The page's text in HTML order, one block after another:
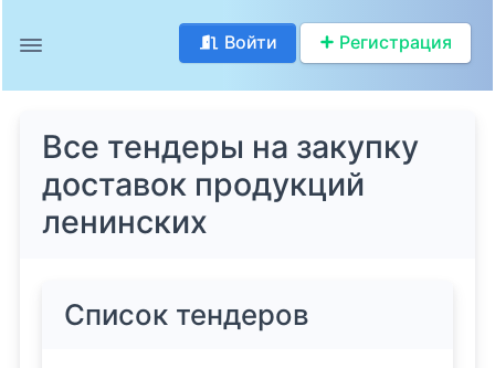
Войти Регистрация
Все тендеры на закупку
доставок продукций
ленинских
Список тендеров